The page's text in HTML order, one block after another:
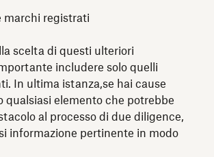
marchi registrati
scelta di questi ulteriori
includere solo quelli
In ultima istanza,se hai cause
qualsiasi elemento che potrebbe
al processo di due diligence,
informazione pertinente in modo